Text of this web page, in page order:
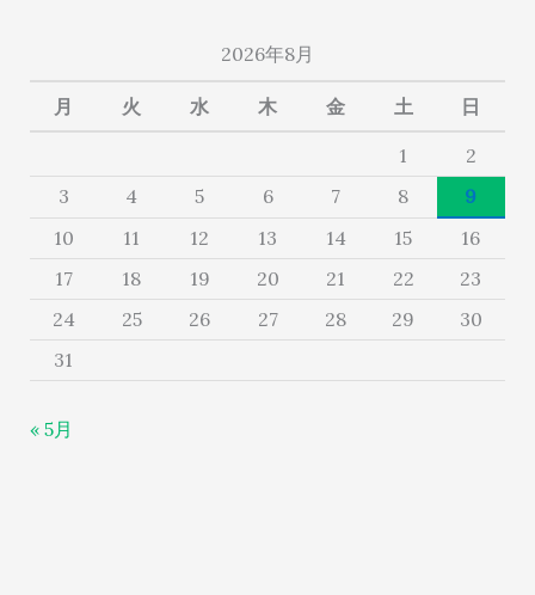
2026年8月
月 火 水 木 金 土 日
1
2
3
4 5 6 7 8
9
10
11 12 13 14 15
16
17
18 19 20 21 22
23
24
25 26 27 28 29
30
31
« 5月